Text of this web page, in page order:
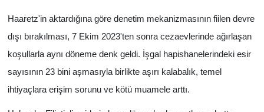
Haaretz'in aktardığına göre denetim mekanizmasının fiilen devre
dışı bırakılması, 7 Ekim 2023'ten sonra cezaevlerinde ağırlaşan
koşullarla aynı döneme denk geldi. İşgal hapishanelerindeki esir
sayısının 23 bini aşmasıyla birlikte aşırı kalabalık, temel
ihtiyaçlara erişim sorunu ve kötü muamele arttı.